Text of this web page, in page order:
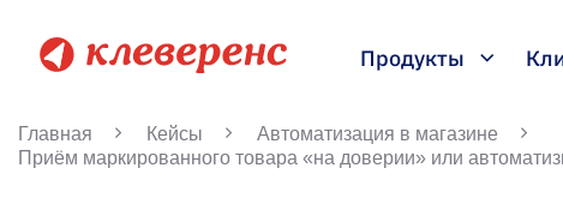
Продукты
Главная Кейсы
Автоматизация в магазине
Приём маркированного товара «на доверии» или